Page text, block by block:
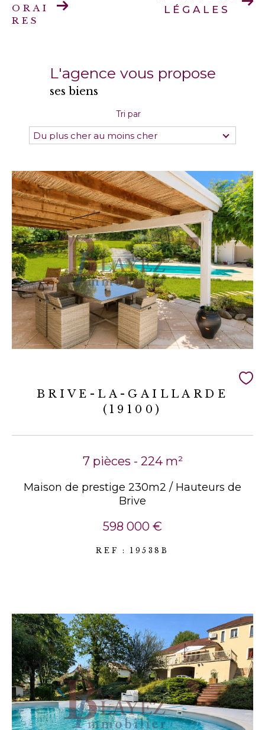
ORAI
RES
LÉGALES
L'agence vous propose
ses biens
Tri par
Du plus cher au moins cher
BRIVE-LA-GAILLARDE
(19100)
7 pièces - 224 m²
Maison de prestige 230m2 / Hauteurs de
Brive
598 000 €
REF : 19538B